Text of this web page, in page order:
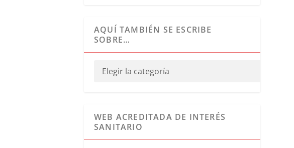
AQUÍ TAMBIÉN SE ESCRIBE
SOBRE…
WEB ACREDITADA DE INTERÉS
SANITARIO